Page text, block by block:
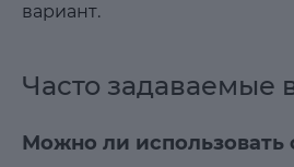
вариант.
Часто задаваемые
Можно ли